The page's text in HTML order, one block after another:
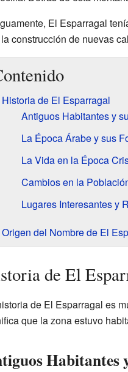
El Esparragal
construcción de nuevas
Historia de El Esparragal
Antiguos Habitantes y
La Época Árabe y sus
La Vida en la Época
Cambios en la
Lugares Interesantes y
Origen del Nombre de El
de El
de El Esparragal es
que la zona estuvo
Habitantes